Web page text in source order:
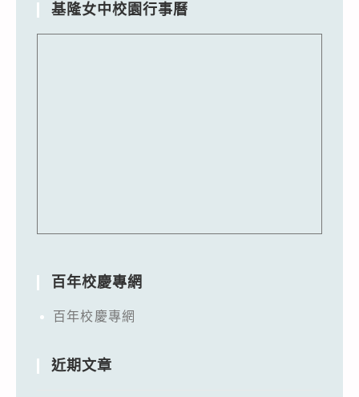
基隆女中校園行事曆
百年校慶專網
百年校慶專網
近期文章